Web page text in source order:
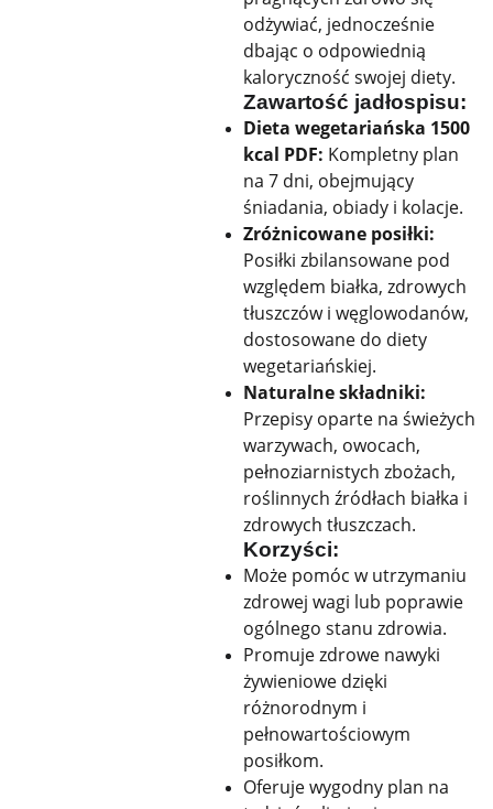
odżywiać, jednocześnie
dbając o odpowiednią
kaloryczność swojej diety.
Zawartość jadłospisu:
Dieta wegetariańska 1500
kcal PDF: Kompletny plan
na 7 dni, obejmujący
śniadania, obiady i kolacje.
Zróżnicowane posiłki:
Posiłki zbilansowane pod
względem białka, zdrowych
tłuszczów i węglowodanów,
dostosowane do diety
wegetariańskiej.
Naturalne składniki:
Przepisy oparte na świeżych
warzywach, owocach,
pełnoziarnistych zbożach,
roślinnych źródłach białka i
zdrowych tłuszczach.
Korzyści:
Może pomóc w utrzymaniu
zdrowej wagi lub poprawie
ogólnego stanu zdrowia.
Promuje zdrowe nawyki
żywieniowe dzięki
różnorodnym i
pełnowartościowym
posiłkom.
Oferuje wygodny plan na